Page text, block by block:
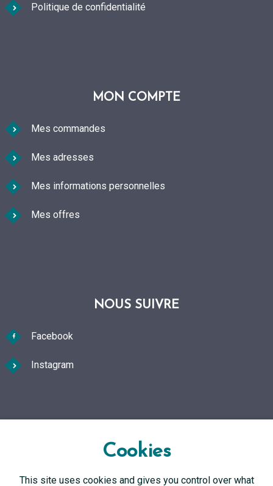
Politique de confidentialité
MON COMPTE
Mes commandes
Mes adresses
Mes informations personnelles
Mes offres
NOUS SUIVRE
Facebook
Instagram
Cookies
This site uses cookies and gives you control over what